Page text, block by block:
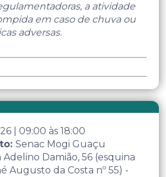
a atividade
em caso de chuva ou
adversas.
09:00 às 18:00
Senac Mogi Guaçu
Adelino Damião, 56 (esquina
Augusto da Costa nº 55) -